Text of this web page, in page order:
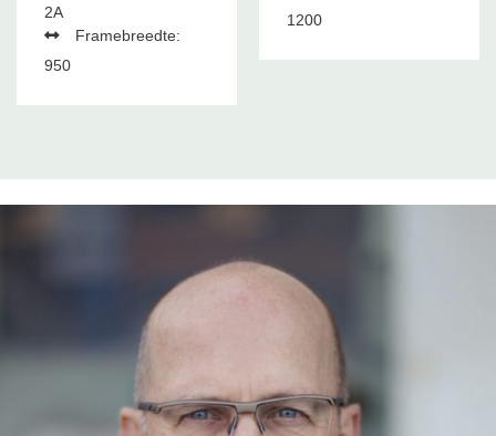
2A
Framebreedte:
950
1200